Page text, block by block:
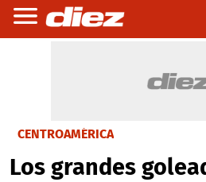
CENTROAMÉRICA
Los grandes